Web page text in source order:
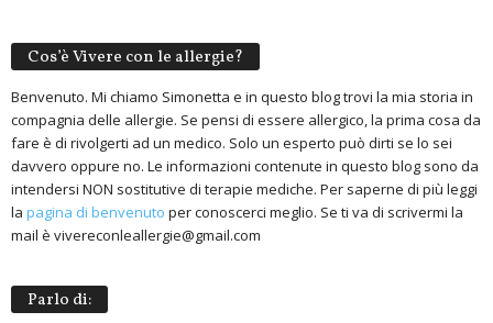
Cos’è Vivere con le allergie?
Benvenuto. Mi chiamo Simonetta e in questo blog trovi la mia storia in
compagnia delle allergie. Se pensi di essere allergico, la prima cosa da
fare è di rivolgerti ad un medico. Solo un esperto può dirti se lo sei
davvero oppure no. Le informazioni contenute in questo blog sono da
intendersi NON sostitutive di terapie mediche. Per saperne di più leggi
la pagina di benvenuto per conoscerci meglio. Se ti va di scrivermi la
mail è vivereconleallergie@gmail.com
Parlo di: